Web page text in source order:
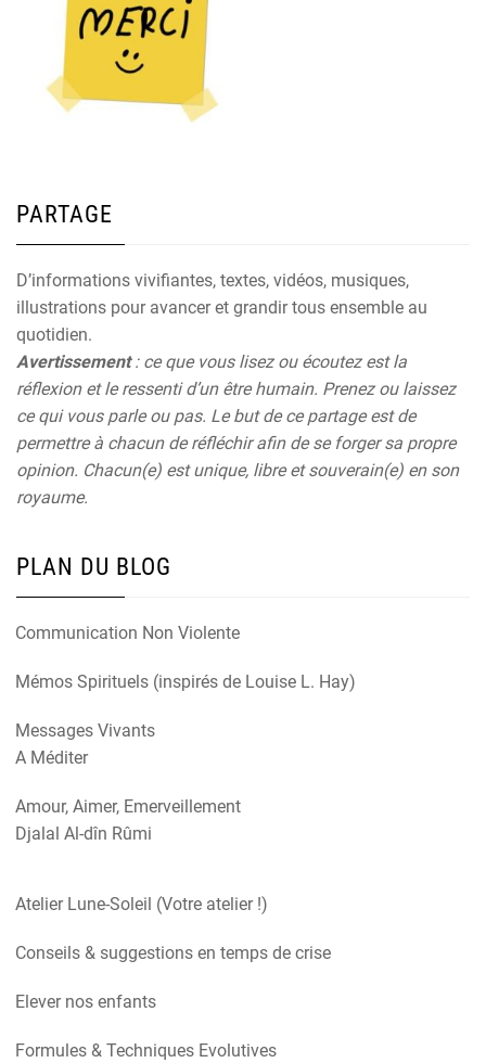
PARTAGE
D’informations vivifiantes, textes, vidéos, musiques,
illustrations pour avancer et grandir tous ensemble au
quotidien.
Avertissement: ce que vous lisez ou écoutez est la
réflexion et le ressenti d’un être humain. Prenez ou laissez
ce qui vous parle ou pas. Le but de ce partage est de
permettre à chacun de réfléchir afin de se forger sa propre
opinion. Chacun(e) est unique, libre et souverain(e) en son
royaume.
PLAN DU BLOG
Communication Non Violente
Mémos Spirituels (inspirés de Louise L. Hay)
Messages Vivants
A Méditer
Amour, Aimer, Emerveillement
Djalal Al-dîn Rûmi
Atelier Lune-Soleil (Votre atelier !)
Conseils & suggestions en temps de crise
Elever nos enfants
Formules & Techniques Evolutives